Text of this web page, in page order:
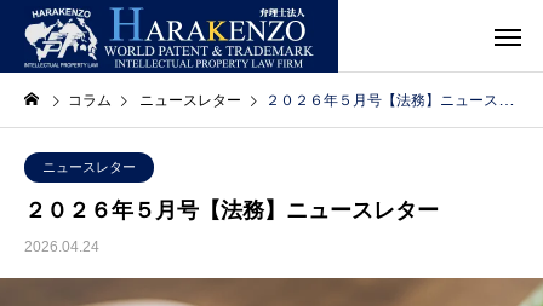
コラム ニュースレター ２０２６年５月号【法務】ニュースレター
ニュースレター
２０２６年５月号【法務】ニュースレター
2026.04.24